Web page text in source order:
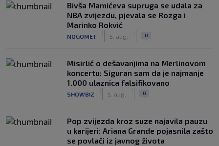
Bivša Mamićeva supruga se udala za
NBA zvijezdu, pjevala se Rozga i
Marinko Rokvić
NOGOMET 5. aug. 0
Misirlić o dešavanjima na Merlinovom
koncertu: Siguran sam da je najmanje
1.000 ulaznica falsifikovano
SHOWBIZ 5. aug. 0
Pop zvijezda kroz suze najavila pauzu
u karijeri: Ariana Grande pojasnila zašto
se povlači iz javnog života